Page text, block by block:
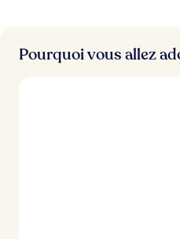
Pourquoi vous allez